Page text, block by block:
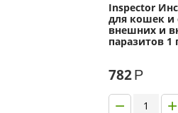
Inspector
для кошек и
внешних и
паразитов 1
782Р
+
−